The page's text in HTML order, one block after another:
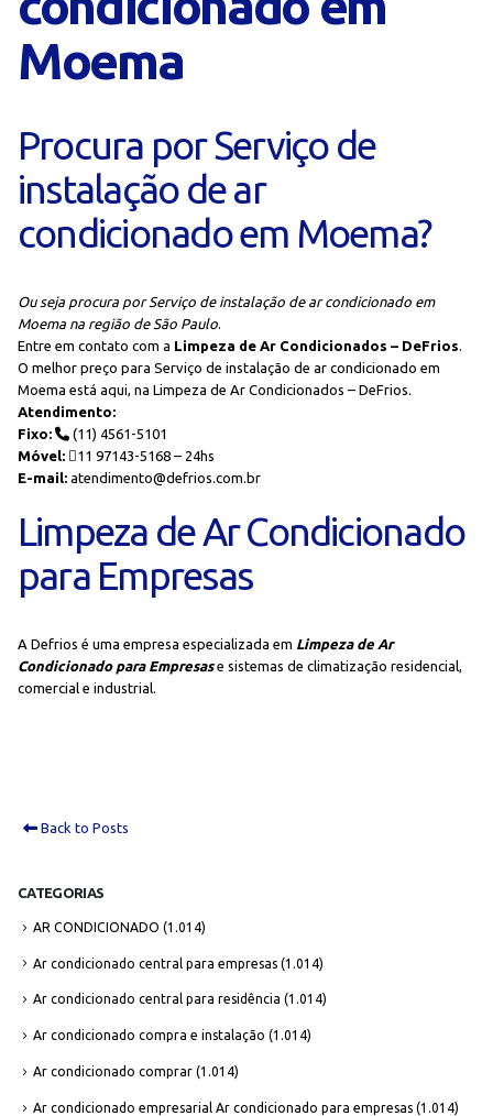
Moema
Procura por Serviço de
instalação de ar
condicionado em Moema?
Ou seja procura por Serviço de instalação de ar condicionado em
Moema na região de São Paulo.
Entre em contato com a Limpeza de Ar Condicionados – DeFrios.
O melhor preço para Serviço de instalação de ar condicionado em
Moema está aqui, na Limpeza de Ar Condicionados – DeFrios.
Atendimento:
Fixo:
(11) 4561-5101
Móvel:
11 97143-5168 – 24hs
E-mail: atendimento@defrios.com.br
Limpeza de Ar Condicionado
para Empresas
A Defrios é uma empresa especializada em Limpeza de Ar
Condicionado para Empresase sistemas de climatização residencial,
comercial e industrial.
Back to Posts
CATEGORIAS
AR CONDICIONADO (1.014)
Ar condicionado central para empresas (1.014)
Ar condicionado central para residência (1.014)
Ar condicionado compra e instalação (1.014)
Ar condicionado comprar (1.014)
Ar condicionado empresarial Ar condicionado para empresas (1.014)